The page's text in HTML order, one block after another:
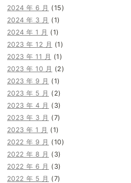
2024 年 6 月 (15)
2024 年 3 月 (1)
2024 年 1 月 (1)
2023 年 12 月 (1)
2023 年 11 月 (1)
2023 年 10 月 (2)
2023 年 9 月 (1)
2023 年 5 月 (2)
2023 年 4 月 (3)
2023 年 3 月 (7)
2023 年 1 月 (1)
2022 年 9 月 (10)
2022 年 8 月 (3)
2022 年 6 月 (3)
2022 年 5 月 (7)